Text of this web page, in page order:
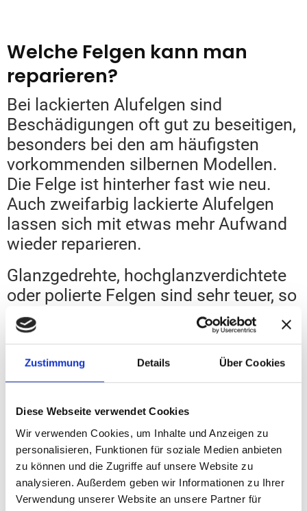
Zustimmung Details Über Cookies
Diese Webseite verwendet Cookies
Wir verwenden Cookies, um Inhalte und Anzeigen zu
personalisieren, Funktionen für soziale Medien anbieten
zu können und die Zugriffe auf unsere Website zu
analysieren. Außerdem geben wir Informationen zu Ihrer
Verwendung unserer Website an unsere Partner für
Welche Felgen kann man
reparieren?
Bei lackierten Alufelgen sind
Beschädigungen oft gut zu beseitigen,
besonders bei den am häufigsten
vorkommenden silbernen Modellen.
Die Felge ist hinterher fast wie neu.
Auch zweifarbig lackierte Alufelgen
lassen sich mit etwas mehr Aufwand
wieder reparieren.
Glanzgedrehte, hochglanzverdichtete
oder polierte Felgen sind sehr teuer, so
dass sich hier die Reparatur schon aus
lohnt. Vor allem, da die Felge danach
in neuem Glanz erstrahlt.
Bremsstaubablagerungen,
Salzschäden etc.
Mit einer Versiegelung kann man
Bremsstaubablagerungen vorbeugen